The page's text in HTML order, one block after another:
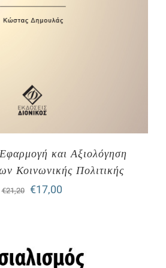
και Αξιολόγηση
Κοινωνικής Πολιτικής
€21,20
Original
€21,20.
€17,00Η
είναι: